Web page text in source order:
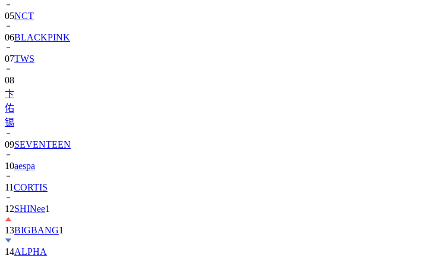
06BLACKPINK
07TWS
08
卞
佑
锡
09
10aespa
11CORTIS
12SHINee1
13BIGBANG
14ALPHA
DRIVE
ONE)1